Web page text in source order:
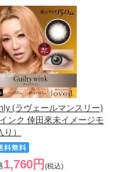
(ラヴェールマンスリー)
ンク 倖田來未イメージモ
）
1,760円 (税込)